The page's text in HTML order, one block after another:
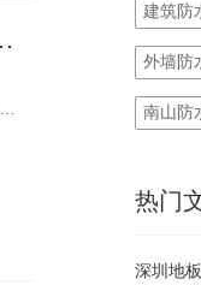
专项服务商推荐
建筑防
外墙防
南山防
热门
深圳地